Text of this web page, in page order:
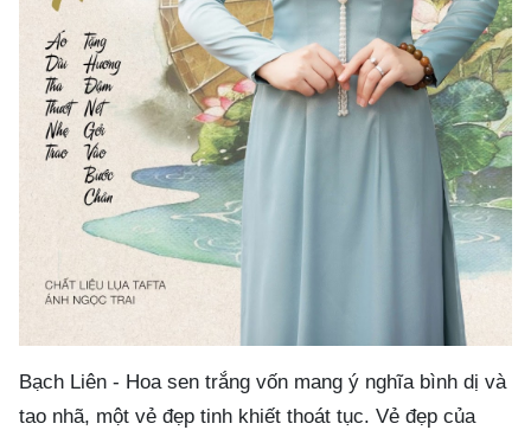
Bạch Liên - Hoa sen trắng vốn mang ý nghĩa bình dị và
tao nhã, một vẻ đẹp tinh khiết thoát tục. Vẻ đẹp của